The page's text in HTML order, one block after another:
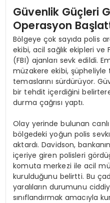
Güvenlik Güçleri
Operasyon
Bölgeye çok sayıda polis
ekibi, acil sağlık ekipleri
(FBI) ajanları sevk edildi.
müzakere ekibi,
temaslarını sürdürüyor.
bir tehdit içerdiğini
durma çağrısı yaptı.
Olay yerinde bulunan
bölgedeki yoğun polis
aktardı. Davidson,
içeriye giren polisleri
komuta merkezi ile acil
kurulduğunu belirtti. Bu
yaralıların durumunu
sınıflandırmak amacıyla